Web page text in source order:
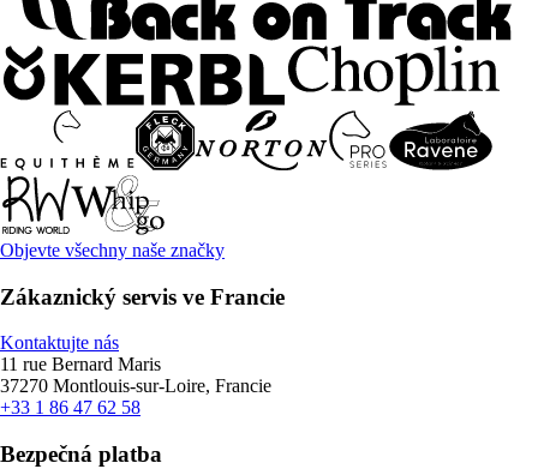
Objevte všechny naše značky
Zákaznický servis ve Francie
Kontaktujte nás
11 rue Bernard Maris
37270 Montlouis-sur-Loire, Francie
+33 1 86 47 62 58
Bezpečná platba